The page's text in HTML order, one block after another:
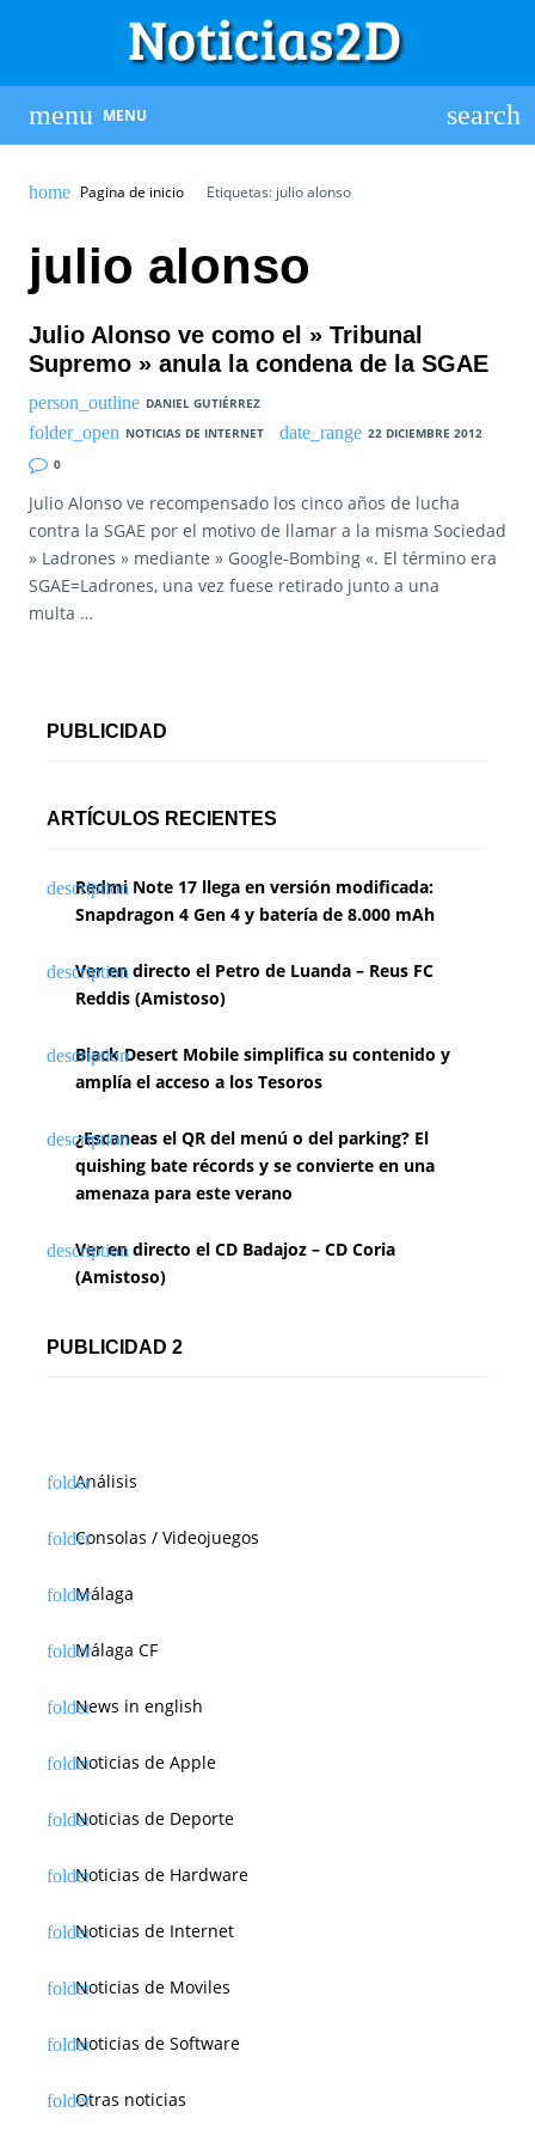
MENU
Pagina de inicio Etiquetas: julio alonso
julio alonso
Julio Alonso ve como el » Tribunal
Supremo » anula la condena de la SGAE
DANIEL GUTIÉRREZ
NOTICIAS DE INTERNET
22 DICIEMBRE 2012
0
Julio Alonso ve recompensado los cinco años de lucha
contra la SGAE por el motivo de llamar a la misma Sociedad
» Ladrones » mediante » Google-Bombing «. El término era
SGAE=Ladrones, una vez fuese retirado junto a una
multa …
PUBLICIDAD
ARTÍCULOS RECIENTES
Redmi Note 17 llega en versión modificada:
Snapdragon 4 Gen 4 y batería de 8.000 mAh
Ver en directo el Petro de Luanda – Reus FC
Reddis (Amistoso)
Black Desert Mobile simplifica su contenido y
amplía el acceso a los Tesoros
¿Escaneas el QR del menú o del parking? El
quishing bate récords y se convierte en una
amenaza para este verano
Ver en directo el CD Badajoz – CD Coria
(Amistoso)
PUBLICIDAD 2
Análisis
Consolas / Videojuegos
Málaga
Málaga CF
News in english
Noticias de Apple
Noticias de Deporte
Noticias de Hardware
Noticias de Internet
Noticias de Moviles
Noticias de Software
Otras noticias